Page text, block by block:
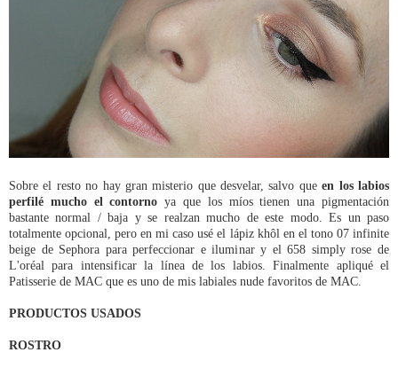
Sobre el resto no hay gran misterio que desvelar, salvo queen los labios
perfilé mucho el contorno ya que los míos tienen una pigmentación
bastante normal / baja y se realzan mucho de este modo. Es un paso
totalmente opcional, pero en mi caso usé el lápiz khôl en el tono 07 infinite
beige de Sephora para perfeccionar e iluminar y el 658 simply rose de
L'oréal para intensificar la línea de los labios. Finalmente apliqué el
Patisserie de MAC que es uno de mis labiales nude favoritos de MAC.
PRODUCTOS USADOS
ROSTRO